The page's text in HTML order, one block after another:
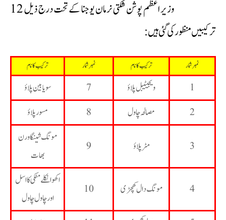
وزیر اعظم پوشن شکتی نرمان یوجنا کے تحت درج ذیل 12
ترکیبیں منظور کی گئی ہیں:
نمبر شمار ترکیب کا نام نمبر شمار ترکیب کا نام
1 ویجیٹیبل پلاؤ 7
سویا بین پلاؤ
2
مصالحہ چاول 8 مسور پلاؤ
3 مٹر پلاؤ 9
مونگ شینگا ورن
بھات
4 مونگ دال کھچڑی 10
اکھوا نکلے مٹکی کا اسل
اور چاول چاول